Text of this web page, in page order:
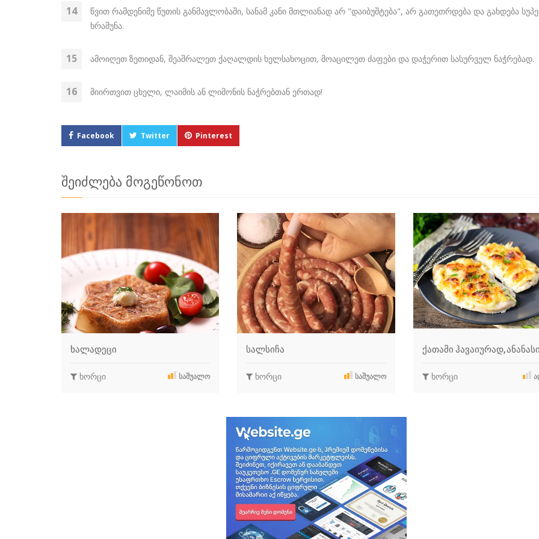
წვით რამდენიმე წუთის განმავლობაში, სანამ კანი მთლიანად არ "დაიბუშტება", არ გათეთრდება და გახდება
ხრაშუნა.
ამოიღეთ ზეთიდან, შეაშრალეთ ქაღალდის ხელსახოცით, მოაცილეთ ძაფები და დაჭერით სასურველ ნაჭრებად.
მიირთვით ცხელი, ლაიმის ან ლიმონის ნაჭრებთან ერთად!
Facebook Twitter Pinterest
შეიძლება მოგეწონოთ
ხალადეცი
ხორცი ᲡᲐᲨᲣᲐᲚᲝ
სალსიჩა
ხორცი ᲡᲐᲨᲣᲐᲚᲝ
ქათამი ჰავაიურად,
ხორცი